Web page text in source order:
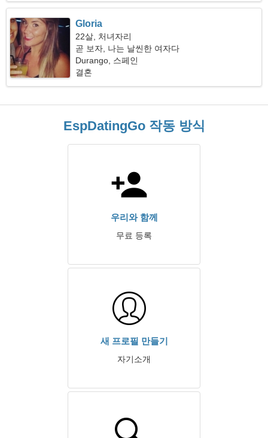
Gloria
22살, 처녀자리
곧 보자, 나는 날씬한 여자다
Durango, 스페인
결혼
EspDatingGo 작동 방식
우리와 함께
무료 등록
새 프로필 만들기
자기소개